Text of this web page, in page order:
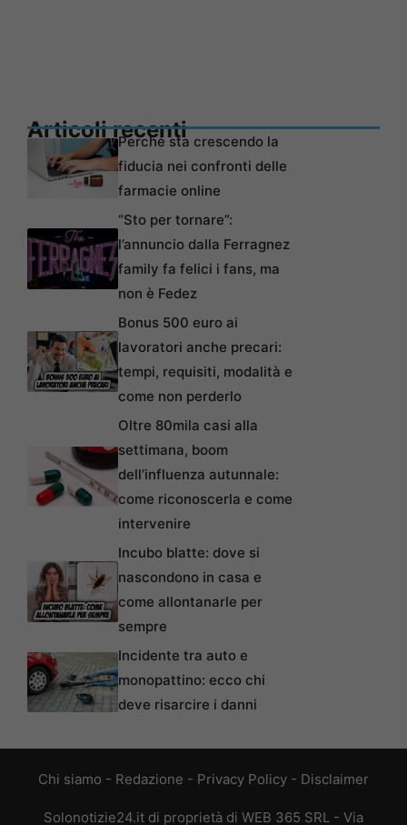
Articoli recentiPerché sta crescendo la
fiducia nei confronti delle
farmacie online
“Sto per tornare”:
l’annuncio dalla Ferragnez
family fa felici i fans, ma
non è Fedez
Bonus 500 euro ai
lavoratori anche precari:
tempi, requisiti, modalità e
come non perderlo
Oltre 80mila casi alla
settimana, boom
dell’influenza autunnale:
come riconoscerla e come
intervenire
Incubo blatte: dove si
nascondono in casa e
come allontanarle per
sempre
Incidente tra auto e
monopattino: ecco chi
deve risarcire i danni
Chi siamo - Redazione - Privacy Policy - Disclaimer
Solonotizie24.it di proprietà di WEB 365 SRL - Via